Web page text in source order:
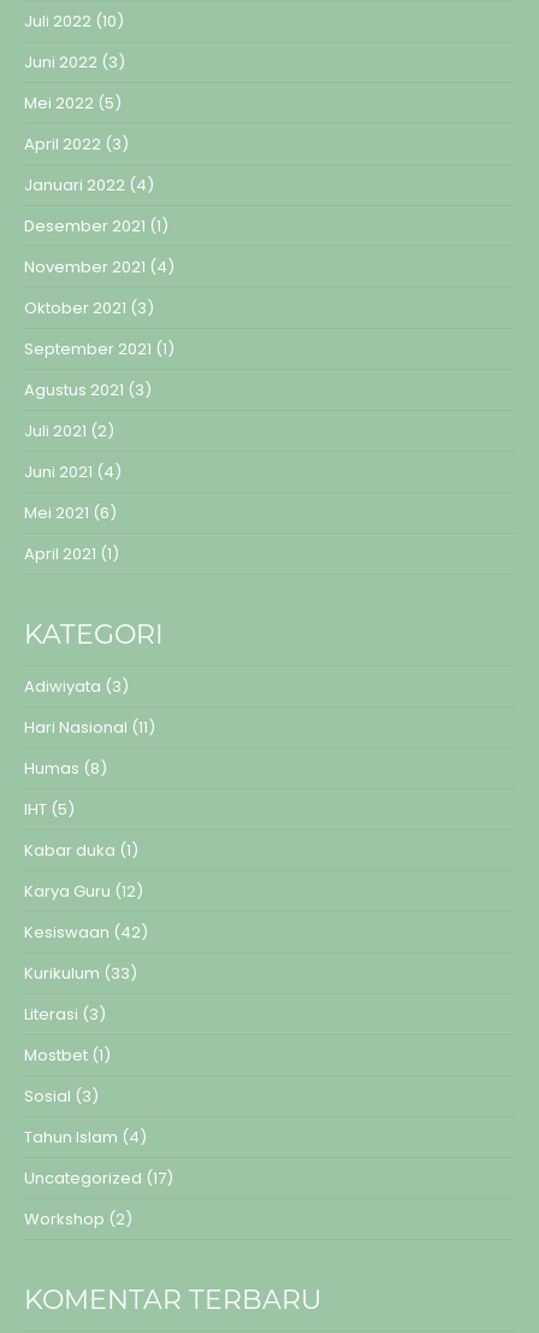
Juli 2022 (10)
Juni 2022 (3)
Mei 2022 (5)
April 2022 (3)
Januari 2022 (4)
Desember 2021 (1)
November 2021 (4)
Oktober 2021 (3)
September 2021 (1)
Agustus 2021 (3)
Juli 2021 (2)
Juni 2021 (4)
Mei 2021 (6)
April 2021 (1)
KATEGORI
Adiwiyata (3)
Hari Nasional (11)
Humas (8)
IHT (5)
Kabar duka (1)
Karya Guru (12)
Kesiswaan (42)
Kurikulum (33)
Literasi (3)
Mostbet (1)
Sosial (3)
Tahun Islam (4)
Uncategorized (17)
Workshop (2)
KOMENTAR TERBARU